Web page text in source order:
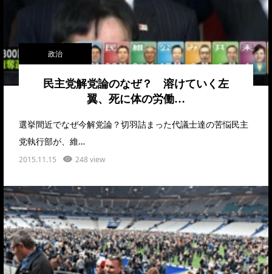
政治
民主党解党論のなぜ？ 溶けていく左
翼、死に体の労働…
選挙間近でなぜ今解党論？切羽詰まった代議士達の苦悩民主
党執行部が、維…
2015.11.15 248 view